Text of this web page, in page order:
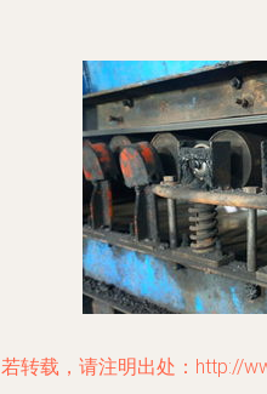
转载，请注明出处：http://